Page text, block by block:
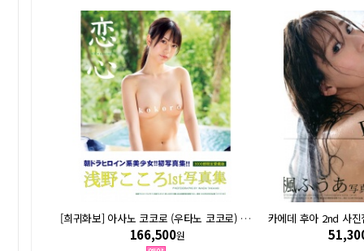
[희귀화보] 아사노 코코로 (우타노 코코로) 1st 사진집 - 연심
166,500원
카에데 후아 2nd 사